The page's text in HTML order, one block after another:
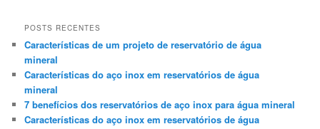
POSTS RECENTES
Características de um projeto de reservatório de água
mineral
Características do aço inox em reservatórios de água
mineral
7 benefícios dos reservatórios de aço inox para água mineral
Características do aço inox em reservatórios de água